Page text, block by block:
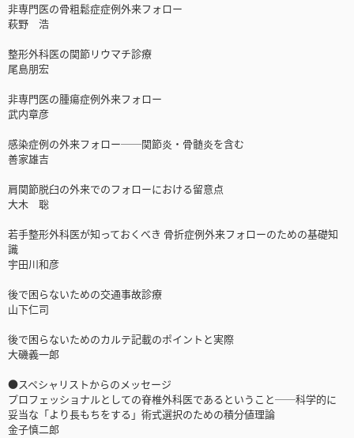
非専門医の骨粗鬆症症例外来フォロー
萩野 浩
整形外科医の関節リウマチ診療
尾島朋宏
非専門医の腫瘍症例外来フォロー
武内章彦
感染症例の外来フォロー──関節炎・骨髄炎を含む
善家雄吉
肩関節脱臼の外来でのフォローにおける留意点
大木 聡
若手整形外科医が知っておくべき 骨折症例外来フォローのための基礎知
識
宇田川和彦
後で困らないための交通事故診療
山下仁司
後で困らないためのカルテ記載のポイントと実際
大磯義一郎
●スペシャリストからのメッセージ
プロフェッショナルとしての脊椎外科医であるということ──科学的に
妥当な「より長もちをする」術式選択のための積分値理論
金子慎二郎